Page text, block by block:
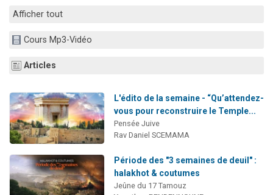
Afficher tout
Cours Mp3-Vidéo
Articles
L'édito de la semaine - “Qu’attendez-
vous pour reconstruire le Temple...
Pensée Juive
Rav Daniel SCEMAMA
Période des "3 semaines de deuil" :
halakhot & coutumes
Jeûne du 17 Tamouz